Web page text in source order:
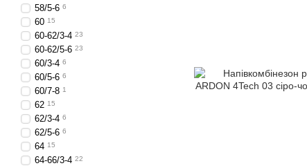
58/5-6 6
60 15
60-62/3-4 23
60-62/5-6 23
60/3-4 6
60/5-6 6
60/7-8 1
62 15
62/3-4 6
62/5-6 6
64 15
64-66/3-4 22